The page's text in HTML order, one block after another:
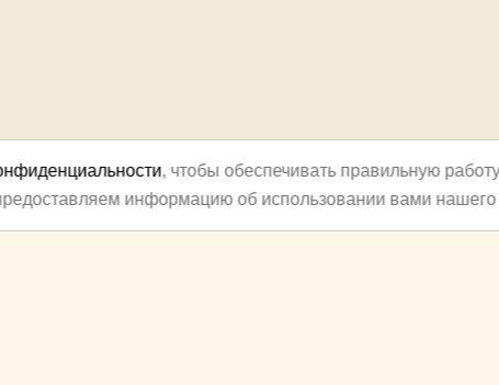
, чтобы обеспечивать правильную
информацию об использовании вами